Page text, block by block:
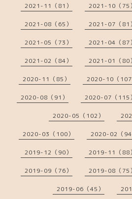
2021-11（81） 2021-10（75）
2021-08（65） 2021-07（81）
2021-05（73） 2021-04（87）
2021-02（84） 2021-01（80）
2020-11（85） 2020-10（107
2020-08（91） 2020-07（115）
2020-05（102）
2020-03（100） 2020-02（94
2019-12（90） 2019-11（88）
2019-09（76） 2019-08（75）
2019-06（45）